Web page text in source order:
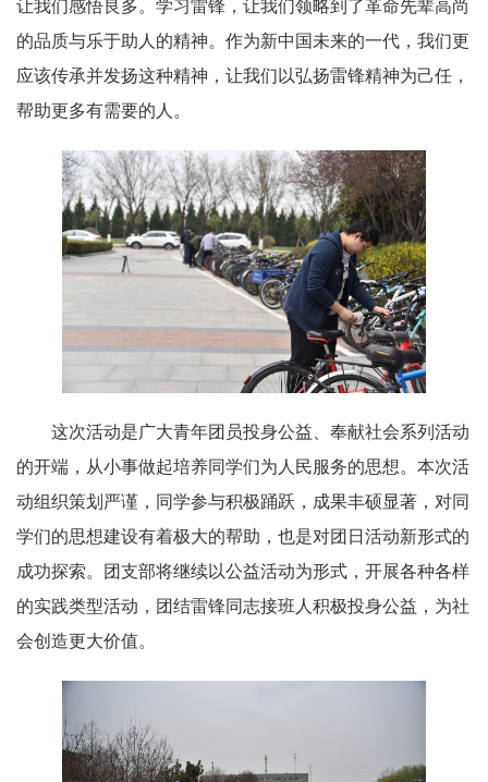
让我们感悟良多。学习雷锋，让我们领略到了革命先辈高尚
的品质与乐于助人的精神。作为新中国未来的一代，我们更
应该传承并发扬这种精神，让我们以弘扬雷锋精神为己任，
帮助更多有需要的人。
这次活动是广大青年团员投身公益、奉献社会系列活动
的开端，从小事做起培养同学们为人民服务的思想。本次活
动组织策划严谨，同学参与积极踊跃，成果丰硕显著，对同
学们的思想建设有着极大的帮助，也是对团日活动新形式的
成功探索。团支部将继续以公益活动为形式，开展各种各样
的实践类型活动，团结雷锋同志接班人积极投身公益，为社
会创造更大价值。